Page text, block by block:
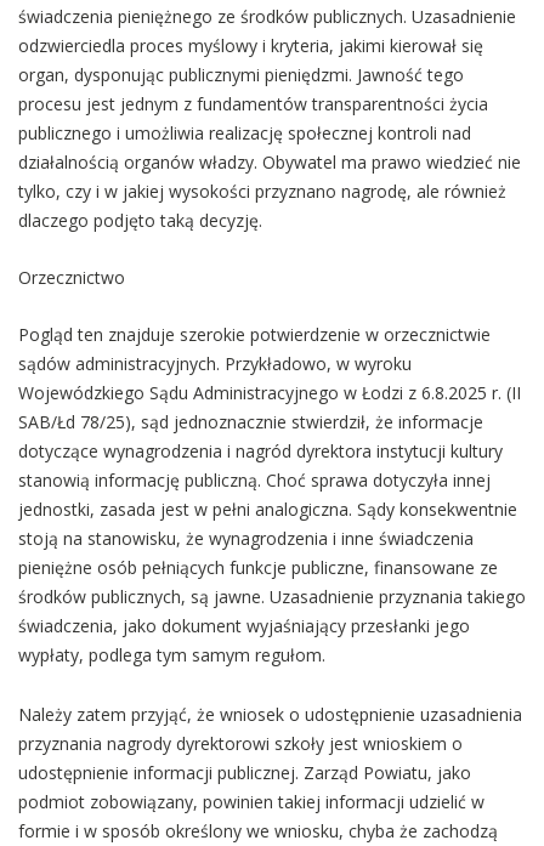
świadczenia pieniężnego ze środków publicznych. Uzasadnienie
odzwierciedla proces myślowy i kryteria, jakimi kierował się
organ, dysponując publicznymi pieniędzmi. Jawność tego
procesu jest jednym z fundamentów transparentności życia
publicznego i umożliwia realizację społecznej kontroli nad
działalnością organów władzy. Obywatel ma prawo wiedzieć nie
tylko, czy i w jakiej wysokości przyznano nagrodę, ale również
dlaczego podjęto taką decyzję.
Orzecznictwo
Pogląd ten znajduje szerokie potwierdzenie w orzecznictwie
sądów administracyjnych. Przykładowo, w wyroku
Wojewódzkiego Sądu Administracyjnego w Łodzi z 6.8.2025 r. (II
SAB/Łd 78/25), sąd jednoznacznie stwierdził, że informacje
dotyczące wynagrodzenia i nagród dyrektora instytucji kultury
stanowią informację publiczną. Choć sprawa dotyczyła innej
jednostki, zasada jest w pełni analogiczna. Sądy konsekwentnie
stoją na stanowisku, że wynagrodzenia i inne świadczenia
pieniężne osób pełniących funkcje publiczne, finansowane ze
środków publicznych, są jawne. Uzasadnienie przyznania takiego
świadczenia, jako dokument wyjaśniający przesłanki jego
wypłaty, podlega tym samym regułom.
Należy zatem przyjąć, że wniosek o udostępnienie uzasadnienia
przyznania nagrody dyrektorowi szkoły jest wnioskiem o
udostępnienie informacji publicznej. Zarząd Powiatu, jako
podmiot zobowiązany, powinien takiej informacji udzielić w
formie i w sposób określony we wniosku, chyba że zachodzą